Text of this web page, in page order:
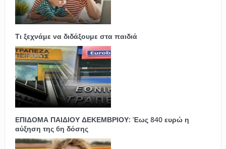
Τι ξεχνάμε να διδάξουμε στα παιδιά
ΕΠΙΔΟΜΑ ΠΑΙΔΙΟΥ ΔΕΚΕΜΒΡΙΟΥ: Έως 840 ευρώ η
αύξηση της 6η δόσης